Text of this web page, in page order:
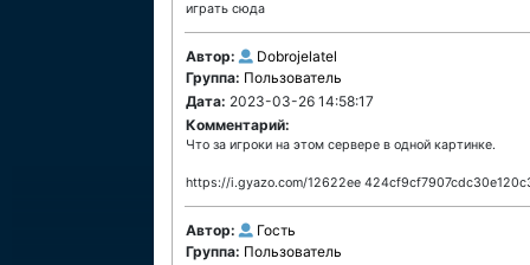
играть сюда
Автор:
Dobrojelatel
Группа: Пользователь
Дата: 2023-03-26 14:58:17
Комментарий:
Что за игроки на этом сервере в одной картинке.
https://i.gyazo.com/12622ee
Автор:
Гость
Группа: Пользователь